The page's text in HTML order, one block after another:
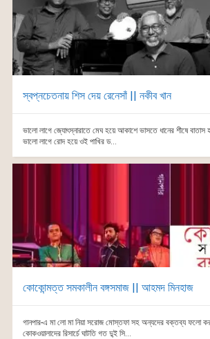
স্বপ্নচেতনায় শিস দেয় রেনেসাঁ || নকীব খান
ভালো লাগে জ্যোৎস্নারাতে মেঘ হয়ে আকাশে ভাসতে ধানের শীষে বাতাস
ভালো লাগে রোদ হয়ে ওই পাখির ড...
কোকোন্মত্ত সমকালীন বঙ্গসমাজ || আহমদ মিনহাজ
গানপার-এ মা লো মা নিয়া সরোজ মোস্তফা সহ অন্যদের বক্তব্য ফলো
কোকওয়ালাদের রিসার্চে ঘাটতি গত দু্ই সি...